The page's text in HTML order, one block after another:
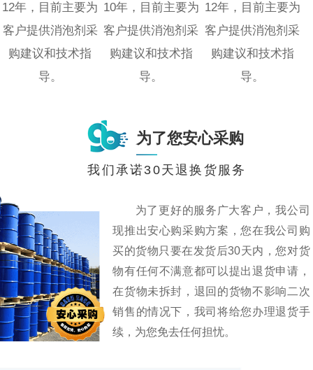
12年，目前主要为
客户提供消泡剂采
购建议和技术指
导。
10年，目前主要为
客户提供消泡剂采
购建议和技术指
导。
12年，目前主要为
客户提供消泡剂采
购建议和技术指
导。
为了您安心采购
我们承诺30天退换货服务
为了更好的服务广大客户，我公司
现推出安心购采购方案，您在我公司购
买的货物只要在发货后30天内，您对货
物有任何不满意都可以提出退货申请，
在货物未拆封，退回的货物不影响二次
销售的情况下，我司将给您办理退货手
续，为您免去任何担忧。